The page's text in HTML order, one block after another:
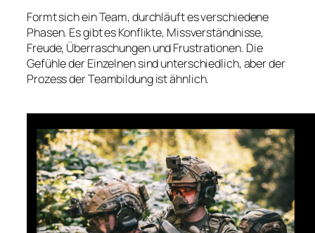
Formt sich ein Team, durchläuft es verschiedene
Phasen. Es gibt es Konflikte, Missverständnisse,
Freude, Überraschungen und Frustrationen. Die
Gefühle der Einzelnen sind unterschiedlich, aber der
Prozess der Teambildung ist ähnlich.